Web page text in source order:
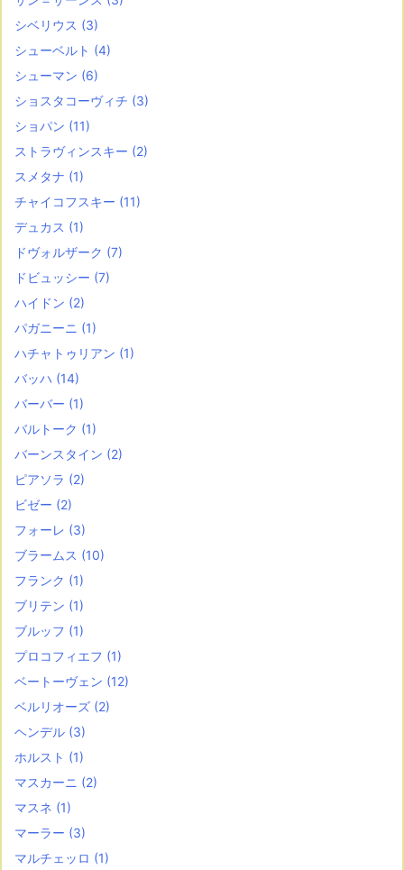
シベリウス (3)
シューベルト (4)
シューマン (6)
ショスタコーヴィチ (3)
ショパン (11)
ストラヴィンスキー (2)
スメタナ (1)
チャイコフスキー (11)
デュカス (1)
ドヴォルザーク (7)
ドビュッシー (7)
ハイドン (2)
パガニーニ (1)
ハチャトゥリアン (1)
バッハ (14)
バーバー (1)
バルトーク (1)
バーンスタイン (2)
ピアソラ (2)
ビゼー (2)
フォーレ (3)
ブラームス (10)
フランク (1)
ブリテン (1)
ブルッフ (1)
プロコフィエフ (1)
ベートーヴェン (12)
ベルリオーズ (2)
ヘンデル (3)
ホルスト (1)
マスカーニ (2)
マスネ (1)
マーラー (3)
マルチェッロ (1)